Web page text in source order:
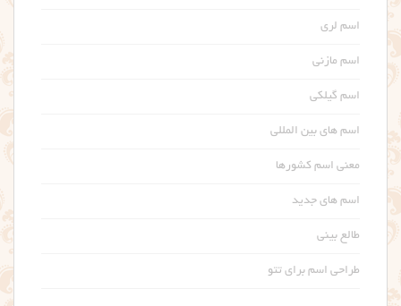
اسم لری
اسم مازنی
اسم گیلکی
اسم های بین المللی
معنی اسم کشورها
اسم های جدید
طالع بینی
طراحی اسم برای تتو